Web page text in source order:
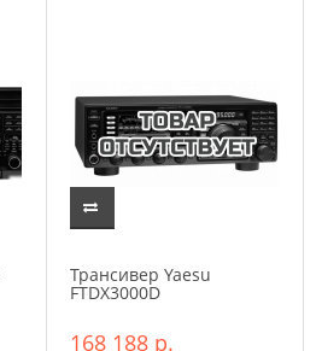
Трансивер Yaesu
FTDX3000D
168 188 р.